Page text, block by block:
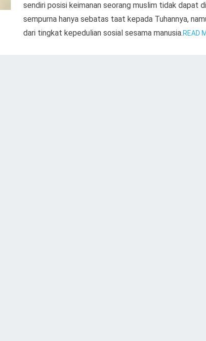
sendiri posisi keimanan seorang muslim tidak dapat
sempurna hanya sebatas taat kepada Tuhannya,
dari tingkat kepedulian sosial sesama manusia.READ